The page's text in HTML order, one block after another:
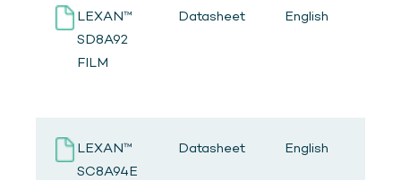
LEXAN™
SD8A92
FILM
Datasheet English
LEXAN™
SC8A94E
Datasheet English